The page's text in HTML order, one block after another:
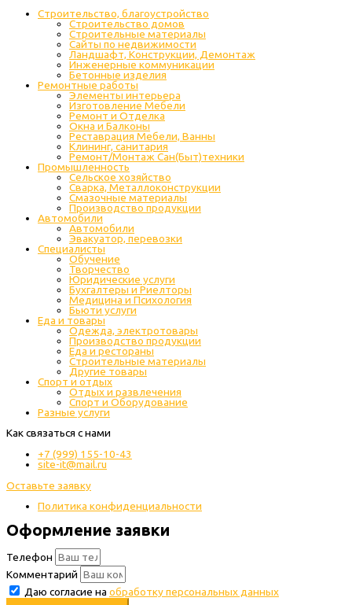
Строительство, благоустройство
Строительство домов
Строительные материалы
Сайты по недвижимости
Ландшафт, Конструкции, Демонтаж
Инженерные коммуникации
Бетонные изделия
Ремонтные работы
Элементы интерьера
Изготовление Мебели
Ремонт и Отделка
Окна и Балконы
Реставрация Мебели, Ванны
Клининг, санитария
Ремонт/Монтаж Сан(Быт)техники
Промышленность
Cельское хозяйство
Сварка, Металлоконструкции
Cмазочные материалы
Производство продукции
Автомобили
Автомобили
Эвакуатор, перевозки
Специалисты
Обучение
Творчество
Юридические услуги
Бухгалтеры и Риелторы
Медицина и Психология
Бьюти услуги
Еда и товары
Одежда, электротовары
Производство продукции
Еда и рестораны
Строительные материалы
Другие товары
Спорт и отдых
Отдых и развлечения
Спорт и Оборудование
Разные услуги
Как связаться с нами
+7 (999) 155-10-43
site-it@mail.ru
Оставьте заявку
Политика конфиденциальности
Оформление заявки
Телефон
Комментарий
Даю согласие на обработку персональных данных